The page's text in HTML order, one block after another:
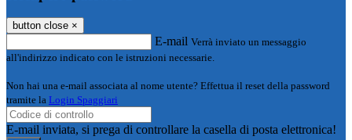
button close ×
E-mail Verrà inviato un messaggio
all'indirizzo indicato con le istruzioni necessarie.
Non hai una e-mail associata al nome utente? Effettua il reset della password
tramite la Login Spaggiari
E-mail inviata, si prega di controllare la casella di posta elettronica!